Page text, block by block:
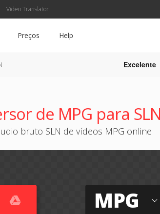
Video Translator
Preços Help
Excelente
de MPG para SLN
bruto SLN de vídeos MPG online
MPG